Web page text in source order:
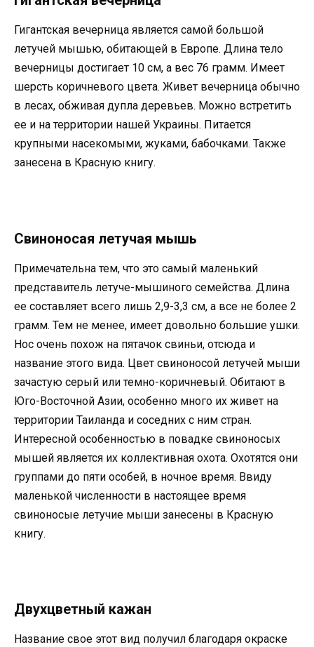
Гигантская вечерница является самой большой
летучей мышью, обитающей в Европе. Длина тело
вечерницы достигает 10 см, а вес 76 грамм. Имеет
шерсть коричневого цвета. Живет вечерница обычно
в лесах, обживая дупла деревьев. Можно встретить
ее и на территории нашей Украины. Питается
крупными насекомыми, жуками, бабочками. Также
занесена в Красную книгу.
Свиноносая летучая мышь
Примечательна тем, что это самый маленький
представитель летуче-мышиного семейства. Длина
ее составляет всего лишь 2,9-3,3 см, а все не более 2
грамм. Тем не менее, имеет довольно большие ушки.
Нос очень похож на пятачок свиньи, отсюда и
название этого вида. Цвет свиноносой летучей мыши
зачастую серый или темно-коричневый. Обитают в
Юго-Восточной Азии, особенно много их живет на
территории Таиланда и соседних с ним стран.
Интересной особенностью в повадке свиноносых
мышей является их коллективная охота. Охотятся они
группами до пяти особей, в ночное время. Ввиду
маленькой численности в настоящее время
свиноносые летучие мыши занесены в Красную
книгу.
Двухцветный кажан
Название свое этот вид получил благодаря окраске